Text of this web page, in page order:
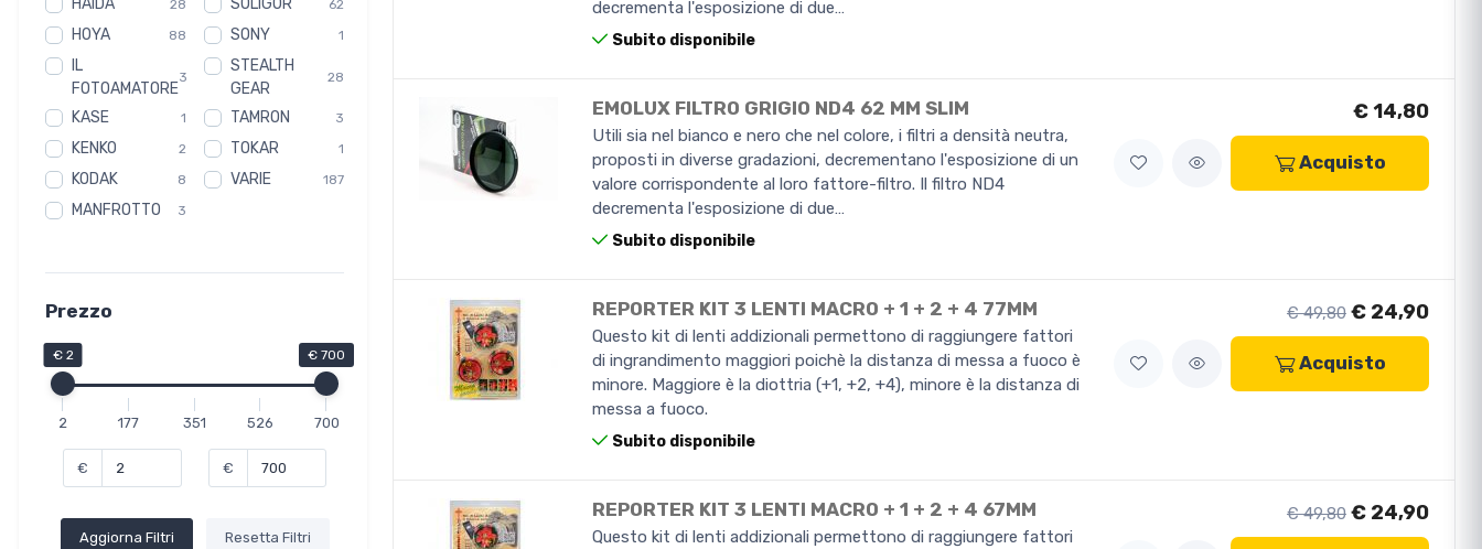
HAIDA 28
HOYA 88
IL
FOTOAMATORE
3
KASE 1
KENKO 2
KODAK 8
MANFROTTO 3
SOLIGOR 62
SONY 1
STEALTH
GEAR
28
TAMRON 3
TOKAR 1
VARIE 187
Prezzo
€ 2 € 700
2 177 351 526 700
€ €
Aggiorna Filtri Resetta Filtri
decrementa l'esposizione di due…
Subito disponibile
EMOLUX FILTRO GRIGIO ND4 62 MM SLIM
Utili sia nel bianco e nero che nel colore, i filtri a densità neutra,
proposti in diverse gradazioni, decrementano l'esposizione di un
valore corrispondente al loro fattore-filtro. Il filtro ND4
decrementa l'esposizione di due…
Subito disponibile
€ 14,80
Acquisto
REPORTER KIT 3 LENTI MACRO + 1 + 2 + 4 77MM
Questo kit di lenti addizionali permettono di raggiungere fattori
di ingrandimento maggiori poichè la distanza di messa a fuoco è
minore. Maggiore è la diottria (+1, +2, +4), minore è la distanza di
messa a fuoco.
Subito disponibile
€ 49,80 € 24,90
Acquisto
REPORTER KIT 3 LENTI MACRO + 1 + 2 + 4 67MM
Questo kit di lenti addizionali permettono di raggiungere fattori
€ 49,80 € 24,90